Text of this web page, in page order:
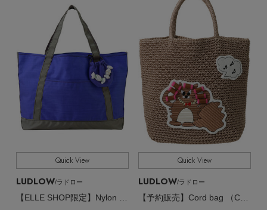
Quick View
LUDLOW/ラドロー
Quick View
LUDLOW/ラドロー
【予約販売】Cord bag （Cat）